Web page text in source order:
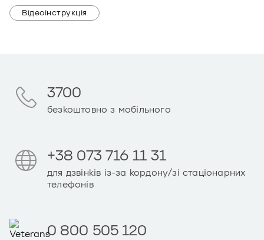
Відеоінструкція
3700
безкоштовно з мобільного
+38 073 716 11 31
для дзвінків із-за кордону/зі стаціонарних
телефонів
0 800 505 120